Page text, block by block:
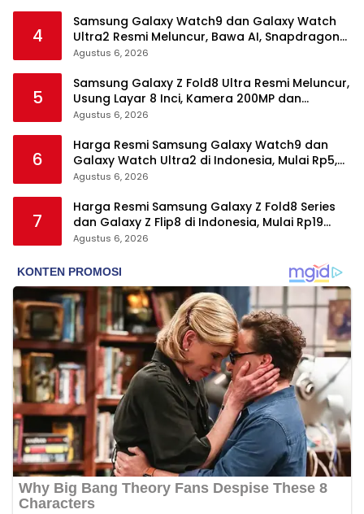
4
Samsung Galaxy Watch9 dan Galaxy Watch
Ultra2 Resmi Meluncur, Bawa AI, Snapdragon
Wear Elite, dan Fitur Kesehatan Baru
Agustus 6, 2026
5
Samsung Galaxy Z Fold8 Ultra Resmi Meluncur,
Usung Layar 8 Inci, Kamera 200MP dan
Snapdragon 8 Elite Gen 5
Agustus 6, 2026
6
Harga Resmi Samsung Galaxy Watch9 dan
Galaxy Watch Ultra2 di Indonesia, Mulai Rp5,9
Jutaan
Agustus 6, 2026
7
Harga Resmi Samsung Galaxy Z Fold8 Series
dan Galaxy Z Flip8 di Indonesia, Mulai Rp19
Jutaan
Agustus 6, 2026